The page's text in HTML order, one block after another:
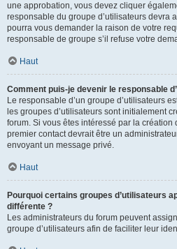
une approbation, vous devez cliquer
responsable du groupe d’utilisateurs devra
pourra vous demander la raison de votre
responsable de groupe s’il refuse votre
Haut
Comment puis-je devenir le responsable
Le responsable d’un groupe d’utilisateurs
les groupes d’utilisateurs sont initialement
forum. Si vous êtes intéressé par la création
premier contact devrait être un
envoyant un message privé.
Haut
Pourquoi certains groupes d’utilisateurs
différente ?
Les administrateurs du forum peuvent
groupe d’utilisateurs afin de faciliter leur